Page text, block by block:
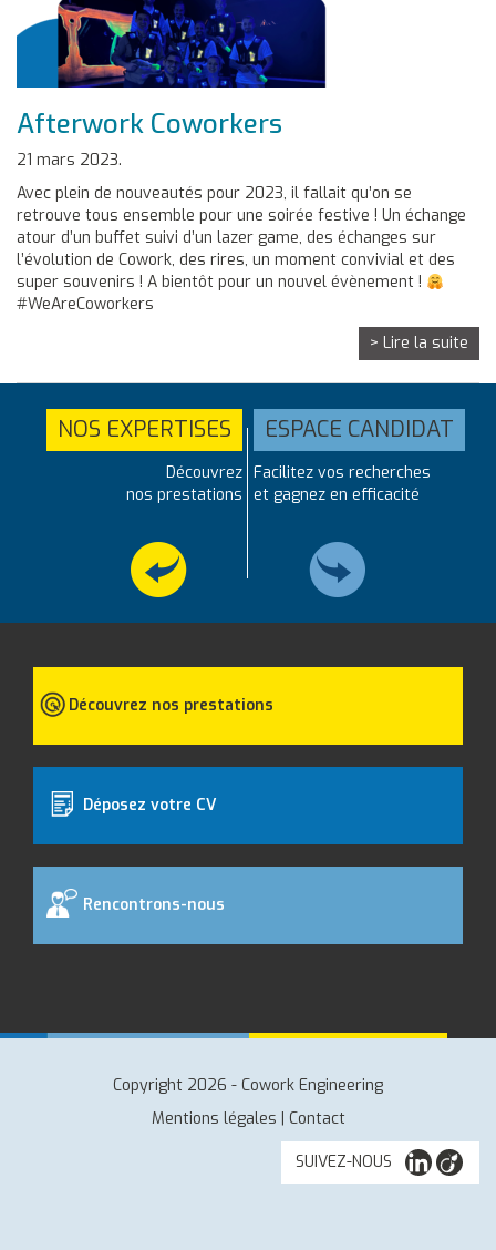
Afterwork Coworkers
21 mars 2023.
Avec plein de nouveautés pour 2023, il fallait qu’on se
retrouve tous ensemble pour une soirée festive ! Un échange
atour d’un buffet suivi d’un lazer game, des échanges sur
l’évolution de Cowork, des rires, un moment convivial et des
super souvenirs ! A bientôt pour un nouvel évènement !
#WeAreCoworkers
> Lire la suite
NOS EXPERTISES
Découvrez
nos prestations
ESPACE CANDIDAT
Facilitez vos recherches
et gagnez en efficacité
Découvrez nos prestations
Déposez votre CV
Rencontrons-nous
Copyright 2026 - Cowork Engineering
Mentions légales
Contact
SUIVEZ-NOUS